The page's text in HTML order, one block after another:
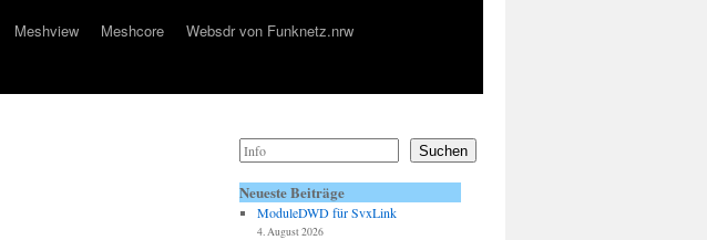
Meshview Meshcore
Websdr von Funknetz.nrw
Suchen
Neueste Beiträge
ModuleDWD für SvxLink
4. August 2026